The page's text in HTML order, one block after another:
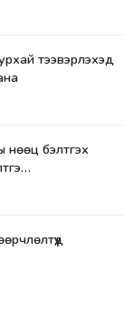
тээвэрлэхэд
бэлтгэх